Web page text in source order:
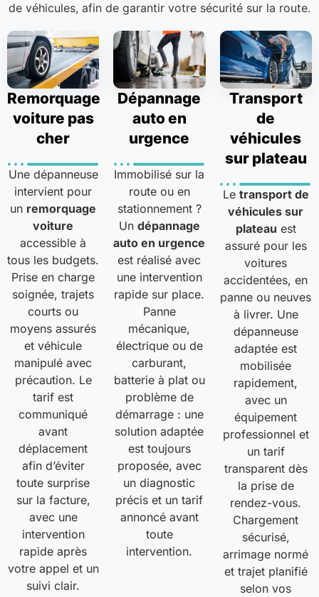
de véhicules, afin de garantir votre sécurité sur la route.
Remorquage
voiture pas
cher
Une dépanneuse
intervient pour
un remorquage
voiture
accessible à
tous les budgets.
Prise en charge
soignée, trajets
courts ou
moyens assurés
et véhicule
manipulé avec
précaution. Le
tarif est
communiqué
avant
déplacement
afin d’éviter
toute surprise
sur la facture,
avec une
intervention
rapide après
votre appel et un
suivi clair.
Dépannage
auto en
urgence
Immobilisé sur la
route ou en
stationnement ?
Un dépannage
auto en urgence
est réalisé avec
une intervention
rapide sur place.
Panne
mécanique,
électrique ou de
carburant,
batterie à plat ou
problème de
démarrage : une
solution adaptée
est toujours
proposée, avec
un diagnostic
précis et un tarif
annoncé avant
toute
intervention.
Transport
de
véhicules
sur plateau
Le transport de
véhicules sur
plateau est
assuré pour les
voitures
accidentées, en
panne ou neuves
à livrer. Une
dépanneuse
adaptée est
mobilisée
rapidement,
avec un
équipement
professionnel et
un tarif
transparent dès
la prise de
rendez-vous.
Chargement
sécurisé,
arrimage normé
et trajet planifié
selon vos